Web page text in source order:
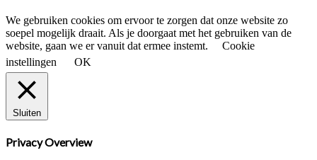
top
button
We gebruiken cookies om ervoor te zorgen dat onze website zo
soepel mogelijk draait. Als je doorgaat met het gebruiken van de
website, gaan we er vanuit dat ermee instemt.
Cookie
instellingen
OK
Sluiten
Privacy Overview